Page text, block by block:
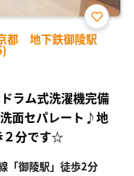
都 地下鉄御陵駅
お気
に入
ラム式洗濯機完備
面セパレート♪地
２分です☆
「御陵駅」徒歩2分